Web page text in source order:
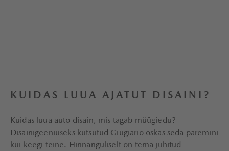
KUIDAS LUUA AJATUT DISAINI?
Kuidas luua auto disain, mis tagab müügiedu?
Disainigeeniuseks kutsutud Giugiario oskas seda paremini
kui keegi teine. Hinnanguliselt on tema juhitud